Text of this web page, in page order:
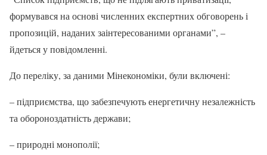
формувався на основі численних експертних обговорень і
пропозицій, наданих заінтересованими органами”, –
йдеться у повідомленні.
До переліку, за даними Мінекономіки, були включені:
– підприємства, що забезпечують енергетичну незалежність
та обороноздатність держави;
– природні монополії;